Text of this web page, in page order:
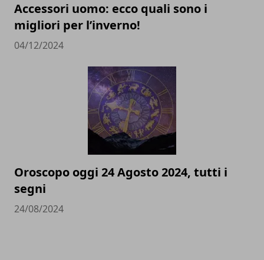
Accessori uomo: ecco quali sono i
migliori per l’inverno!
04/12/2024
Oroscopo oggi 24 Agosto 2024, tutti i
segni
24/08/2024